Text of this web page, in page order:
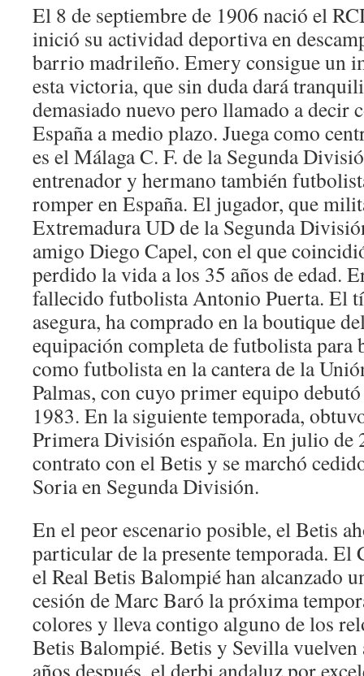
El 8 de septiembre de 1906 nació el
inició su actividad deportiva en
barrio madrileño. Emery consigue un
esta victoria, que sin duda dará
demasiado nuevo pero llamado a decir
España a medio plazo. Juega como
es el Málaga C. F. de la Segunda
entrenador y hermano también
romper en España. El jugador, que
Extremadura UD de la Segunda
amigo Diego Capel, con el que
perdido la vida a los 35 años de edad.
fallecido futbolista Antonio Puerta. El
asegura, ha comprado en la boutique
equipación completa de futbolista para
como futbolista en la cantera de la
Palmas, con cuyo primer equipo
1983. En la siguiente temporada,
Primera División española. En julio de
contrato con el Betis y se marchó
Soria en Segunda División.
En el peor escenario posible, el Betis
particular de la presente temporada.
el Real Betis Balompié han alcanzado
cesión de Marc Baró la próxima
colores y lleva contigo alguno de los
Betis Balompié. Betis y Sevilla vuelven
años después, el derbi andaluz por